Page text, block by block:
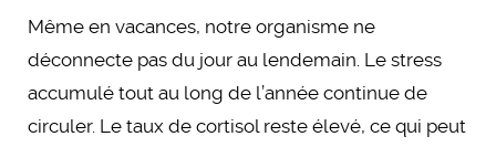
Même en vacances, notre organisme ne
déconnecte pas du jour au lendemain. Le stress
accumulé tout au long de l’année continue de
circuler. Le taux de cortisol reste élevé, ce qui peut